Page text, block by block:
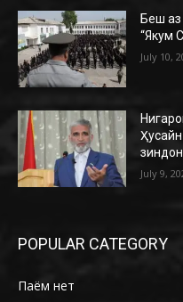
Беш
“Якум
July 10,
зиндон
July 9,
POPULAR CATEGORY
Паём нет